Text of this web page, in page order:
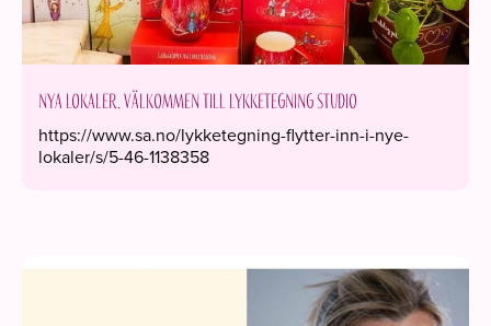
Nya lokaler. Välkommen till Lykketegning Studio
https://www.sa.no/lykketegning-flytter-inn-i-nye-
lokaler/s/5-46-1138358